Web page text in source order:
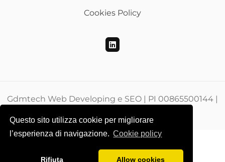
Questo sito utilizza cookie per migliorare
l’esperienza di navigazione. Cookie policy
Rifiuta Allow cookies
Cookies Policy
Gdmtech Web Developing e SEO | PI 00865500144 |